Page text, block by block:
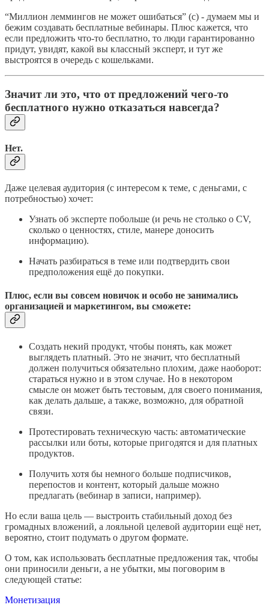
“Миллион леммингов не может ошибаться” (с) - думаем мы и
бежим создавать бесплатные вебинары. Плюс кажется, что
если предложить что-то бесплатно, то люди гарантированно
придут, увидят, какой вы классный эксперт, и тут же
выстроятся в очередь с кошельками.
Значит ли это, что от предложений чего-то
бесплатного нужно отказаться навсегда?
Нет.
Даже целевая аудитория (с интересом к теме, с деньгами, с
потребностью) хочет:
Узнать об эксперте побольше (и речь не столько о CV,
сколько о ценностях, стиле, манере доносить
информацию).
Начать разбираться в теме или подтвердить свои
предположения ещё до покупки.
Плюс, если вы совсем новичок и особо не занимались
организацией и маркетингом, вы сможете:
Создать некий продукт, чтобы понять, как может
выглядеть платный. Это не значит, что бесплатный
должен получиться обязательно плохим, даже наоборот:
стараться нужно и в этом случае. Но в некотором
смысле он может быть тестовым, для своего понимания,
как делать дальше, а также, возможно, для обратной
связи.
Протестировать техническую часть: автоматические
рассылки или боты, которые пригодятся и для платных
продуктов.
Получить хотя бы немного больше подписчиков,
перепостов и контент, который дальше можно
предлагать (вебинар в записи, например).
Но если ваша цель — выстроить стабильный доход без
громадных вложений, а лояльной целевой аудитории ещё нет,
вероятно, стоит подумать о другом формате.
О том, как использовать бесплатные предложения так, чтобы
они приносили деньги, а не убытки, мы поговорим в
следующей статье:
Монетизация